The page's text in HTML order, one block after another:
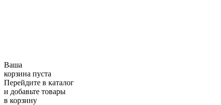
Ваша
корзина пуста
Перейдите в каталог
и добавьте товары
в корзину